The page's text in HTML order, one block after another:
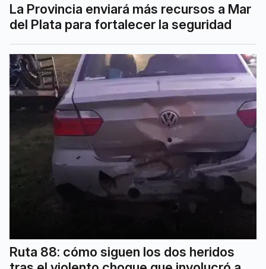
La Provincia enviará más recursos a Mar
del Plata para fortalecer la seguridad
Ruta 88: cómo siguen los dos heridos